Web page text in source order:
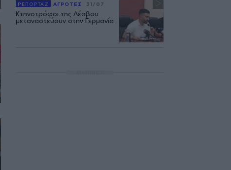
ΡΕΠΟΡΤΑΖ ΑΓΡΟΤΕΣ 31/07
Κτηνοτρόφοι της Λέσβου
μεταναστεύουν στην Γερμανία